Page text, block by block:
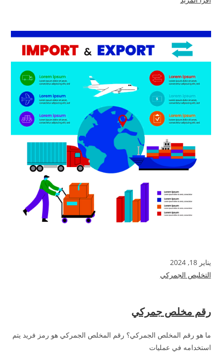
يناير 18, 2024
التخليص الجمركي
رقم مخلص جمركي
ما هو رقم المخلص الجمركي؟ رقم المخلص الجمركي هو رمز فريد يتم
استخدامه في عمليات